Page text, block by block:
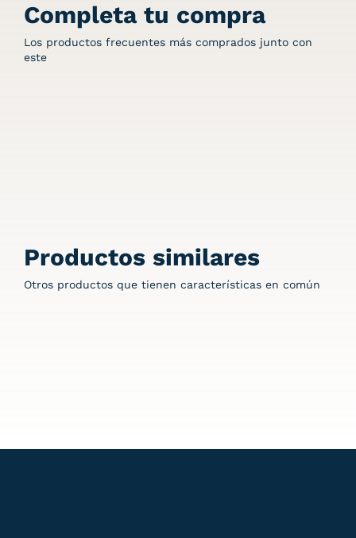
Completa tu compra
Los productos frecuentes más comprados junto con
este
Productos similares
Otros productos que tienen características en común